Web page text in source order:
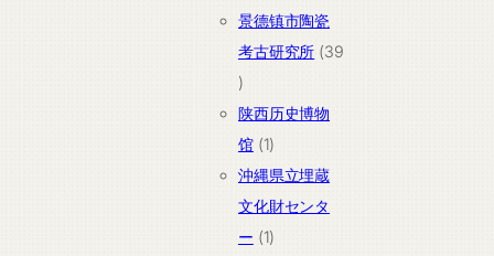
个
产
品
景德镇市陶瓷
考古研究所 39
39
个
产
品
陕西历史博物
馆 11
个
产
品
沖縄県立埋蔵
文化財センタ
ー 11